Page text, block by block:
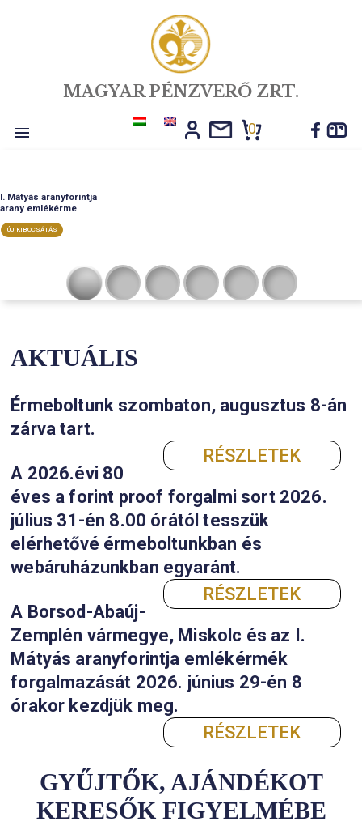
MAGYAR PÉNZVERŐ ZRT.
navigation
I. Mátyás aranyforintja
arany emlékérme
AKTUÁLIS
Érmeboltunk szombaton, augusztus
zárva tart.
RÉSZLETEK
A 2026.évi 80
éves a forint proof forgalmi sort
július 31-én 8.00 órától tesszük
elérhetővé érmeboltunkban és
webáruházunkban egyaránt.
RÉSZLETEK
A Borsod-Abaúj-
Zemplén vármegye, Miskolc és az I.
Mátyás aranyforintja emlékérmék
forgalmazását 2026. június 29-én 8
órakor kezdjük meg.